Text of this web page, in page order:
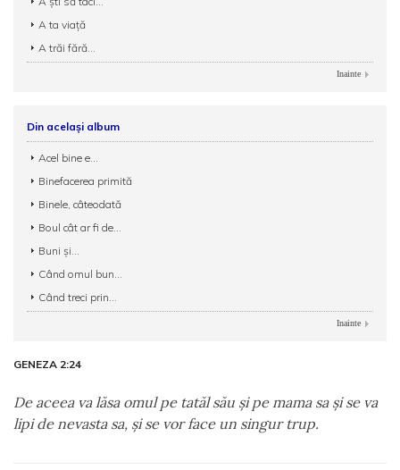
A ta viață
A trăi fără...
Inainte
Din același album
Acel bine e...
Binefacerea primită
Binele, câteodată
Boul cât ar fi de...
Buni și...
Când omul bun...
Când treci prin...
Inainte
GENEZA 2:24
De aceea va lăsa omul pe tatăl său şi pe mama sa şi se va
lipi de nevasta sa, şi se vor face un singur trup.